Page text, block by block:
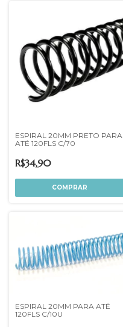
ESPIRAL 20MM PRETO PARA
ATÉ 120FLS C/70
R$34,90
ESPIRAL 20MM PARA ATÉ
120FLS C/10U